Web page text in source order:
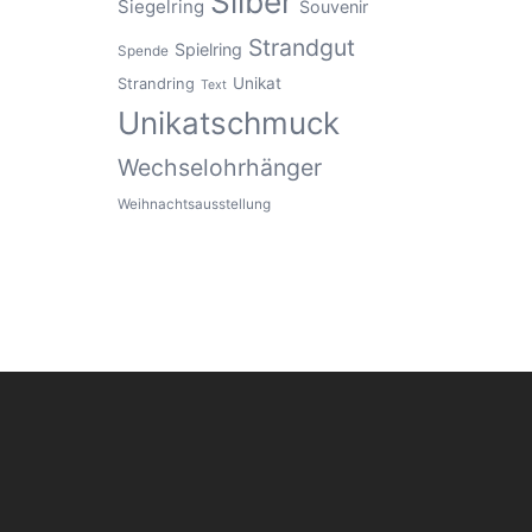
Siegelring Souvenir
Spende Spielring Strandgut
Strandring Text Unikat
Unikatschmuck
Wechselohrhänger
Weihnachtsausstellung